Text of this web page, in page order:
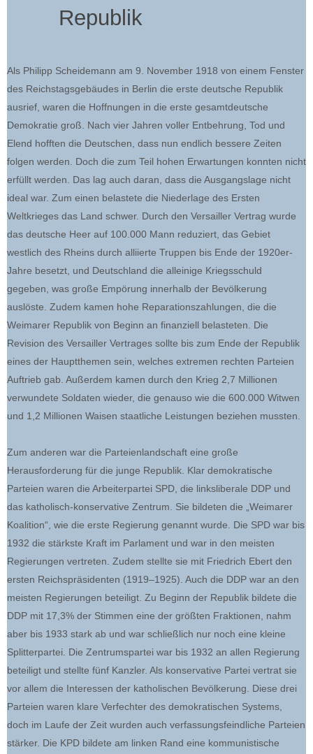
Republik
Als Philipp Scheidemann am 9. November 1918 von einem Fenster
des Reichstagsgebäudes in Berlin die erste deutsche Republik
ausrief, waren die Hoffnungen in die erste gesamtdeutsche
Demokratie groß. Nach vier Jahren voller Entbehrung, Tod und
Elend hofften die Deutschen, dass nun endlich bessere Zeiten
folgen werden. Doch die zum Teil hohen Erwartungen konnten nicht
erfüllt werden. Das lag auch daran, dass die Ausgangslage nicht
ideal war. Zum einen belastete die Niederlage des Ersten
Weltkrieges das Land schwer. Durch den Versailler Vertrag wurde
das deutsche Heer auf 100.000 Mann reduziert, das Gebiet
westlich des Rheins durch alliierte Truppen bis Ende der 1920er-
Jahre besetzt, und Deutschland die alleinige Kriegsschuld
gegeben, was große Empörung innerhalb der Bevölkerung
auslöste. Zudem kamen hohe Reparationszahlungen, die die
Weimarer Republik von Beginn an finanziell belasteten. Die
Revision des Versailler Vertrages sollte bis zum Ende der Republik
eines der Hauptthemen sein, welches extremen rechten Parteien
Auftrieb gab. Außerdem kamen durch den Krieg 2,7 Millionen
verwundete Soldaten wieder, die genauso wie die 600.000 Witwen
und 1,2 Millionen Waisen staatliche Leistungen beziehen mussten.
Zum anderen war die Parteienlandschaft eine große
Herausforderung für die junge Republik. Klar demokratische
Parteien waren die Arbeiterpartei SPD, die linksliberale DDP und
das katholisch-konservative Zentrum. Sie bildeten die „Weimarer
Koalition“, wie die erste Regierung genannt wurde. Die SPD war bis
1932 die stärkste Kraft im Parlament und war in den meisten
Regierungen vertreten. Zudem stellte sie mit Friedrich Ebert den
ersten Reichspräsidenten (1919–1925). Auch die DDP war an den
meisten Regierungen beteiligt. Zu Beginn der Republik bildete die
DDP mit 17,3% der Stimmen eine der größten Fraktionen, nahm
aber bis 1933 stark ab und war schließlich nur noch eine kleine
Splitterpartei. Die Zentrumspartei war bis 1932 an allen Regierung
beteiligt und stellte fünf Kanzler. Als konservative Partei vertrat sie
vor allem die Interessen der katholischen Bevölkerung. Diese drei
Parteien waren klare Verfechter des demokratischen Systems,
doch im Laufe der Zeit wurden auch verfassungsfeindliche Parteien
stärker. Die KPD bildete am linken Rand eine kommunistische